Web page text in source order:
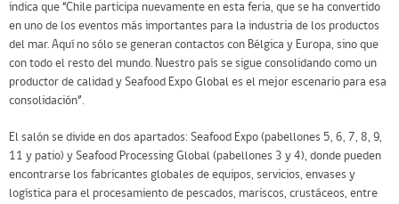
indica que “Chile participa nuevamente en esta feria, que se ha convertido
en uno de los eventos más importantes para la industria de los productos
del mar. Aquí no sólo se generan contactos con Bélgica y Europa, sino que
con todo el resto del mundo. Nuestro país se sigue consolidando como un
productor de calidad y Seafood Expo Global es el mejor escenario para esa
consolidación”.
El salón se divide en dos apartados: Seafood Expo (pabellones 5, 6, 7, 8, 9,
11 y patio) y Seafood Processing Global (pabellones 3 y 4), donde pueden
encontrarse los fabricantes globales de equipos, servicios, envases y
logística para el procesamiento de pescados, mariscos, crustáceos, entre